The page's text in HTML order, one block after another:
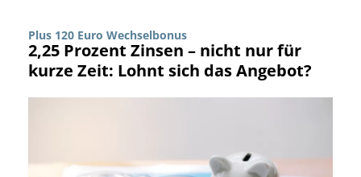
Plus 120 Euro Wechselbonus
2,25 Prozent Zinsen – nicht nur für
kurze Zeit: Lohnt sich das Angebot?